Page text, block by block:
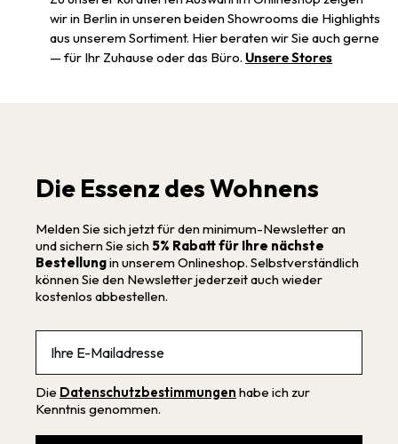
wir in Berlin in unseren beiden Showrooms die Highlights
aus unserem Sortiment. Hier beraten wir Sie auch gerne
— für Ihr Zuhause oder das Büro. Unsere Stores
Die Essenz des Wohnens
Melden Sie sich jetzt für den minimum-Newsletter an
und sichern Sie sich 5% Rabatt für Ihre nächste
Bestellungin unserem Onlineshop. Selbstverständlich
können Sie den Newsletter jederzeit auch wieder
kostenlos abbestellen.
Die Datenschutzbestimmungen habe ich zur
Kenntnis genommen.